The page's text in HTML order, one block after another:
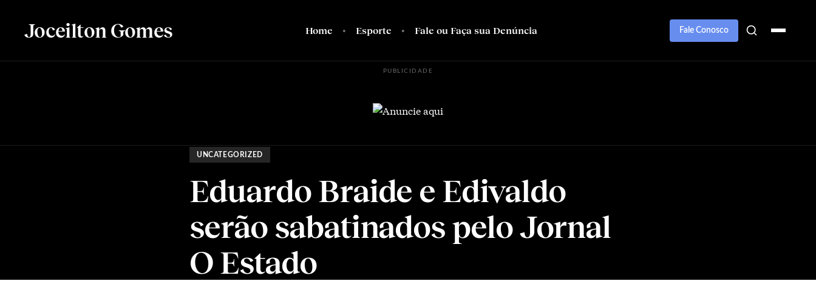
Joceilton Gomes Home Esporte Fale ou Faça sua Denúncia Fale Conosco
PUBLICIDADE
UNCATEGORIZED
Eduardo Braide e Edivaldo
serão sabatinados pelo Jornal
O Estado